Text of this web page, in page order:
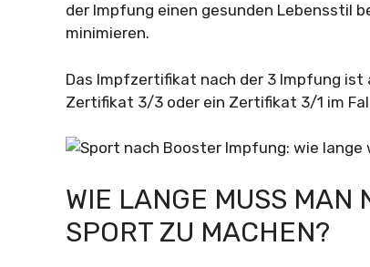
der Impfung einen gesunden Lebensstil
minimieren.
Das Impfzertifikat nach der 3 Impfung ist
Zertifikat 3/3 oder ein Zertifikat 3/1 im
WIE LANGE MUSS MAN
SPORT ZU MACHEN?